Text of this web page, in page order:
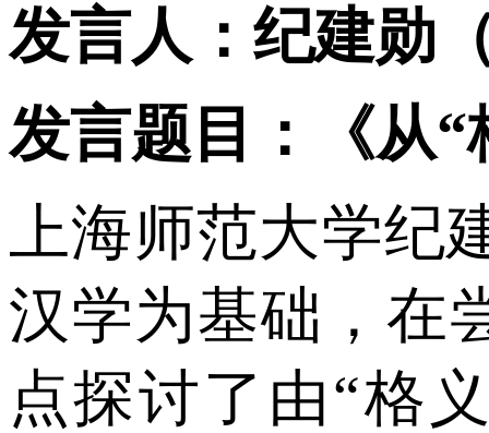
发言人：纪建勋
发言题目：《从
上海师范大学
汉学为基础，在
点探讨了由“格